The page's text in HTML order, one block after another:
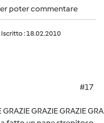
poter commentare
Iscritto : 18.02.2010
#17
GRAZIE GRAZIE